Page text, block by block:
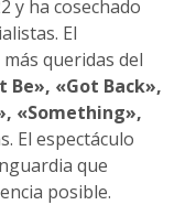
y ha cosechado
El
queridas del
Be», «Got Back»,
«Something»,
El espectáculo
que
posible.